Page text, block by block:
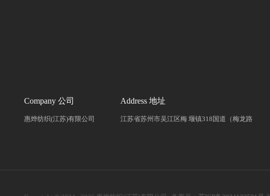
Company 公司
惠烨纺织(江苏)有限公司
Address 地址
江苏省苏州市吴江区梅 堰镇318国道（梅龙路